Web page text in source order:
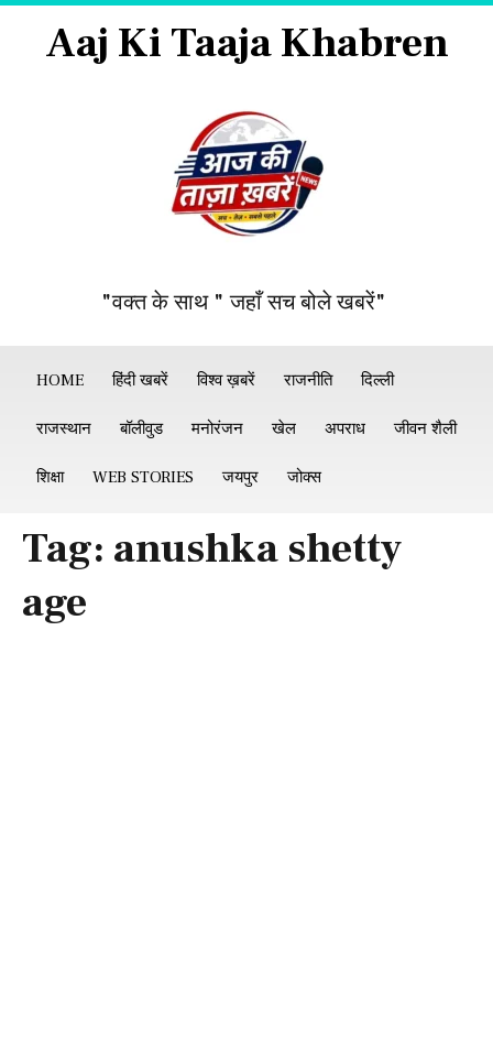
Aaj Ki Taaja Khabren
"वक्त के साथ " जहाँ सच बोले खबरें"
HOME हिंदी खबरें विश्व ख़बरें राजनीति दिल्ली
राजस्थान बॉलीवुड मनोरंजन खेल अपराध जीवन शैली
शिक्षा WEB STORIES जयपुर जोक्स
Tag: anushka shetty
age